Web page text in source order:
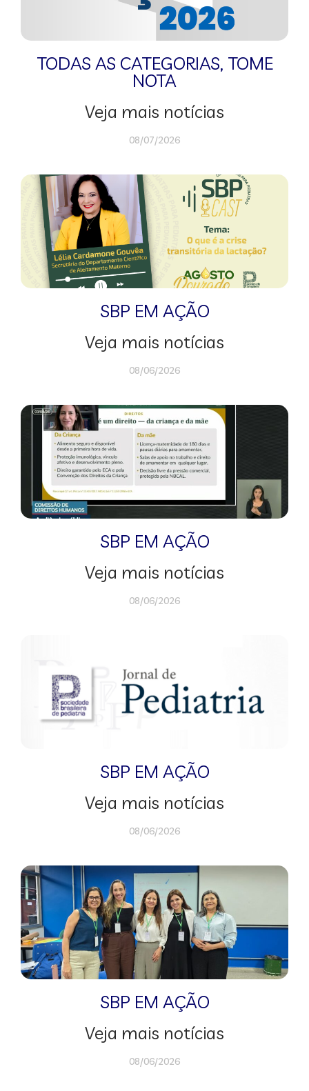
TODAS AS CATEGORIAS, TOME
NOTA
Veja mais notícias
08/07/2026
SBP EM AÇÃO
Veja mais notícias
08/06/2026
SBP EM AÇÃO
Veja mais notícias
08/06/2026
SBP EM AÇÃO
Veja mais notícias
08/06/2026
SBP EM AÇÃO
Veja mais notícias
08/06/2026